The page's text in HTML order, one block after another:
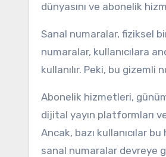
dünyasını ve abonelik
Sanal numaralar, fiziksel
numaralar, kullanıcılara
kullanılır. Peki, bu
Abonelik hizmetleri,
dijital yayın platformları
Ancak, bazı kullanıcılar
sanal numaralar devreye